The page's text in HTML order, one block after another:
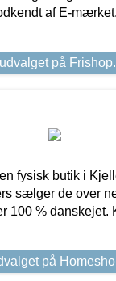
af E-
på
fysisk butik i
sælger de over
100 % danskejet.
på